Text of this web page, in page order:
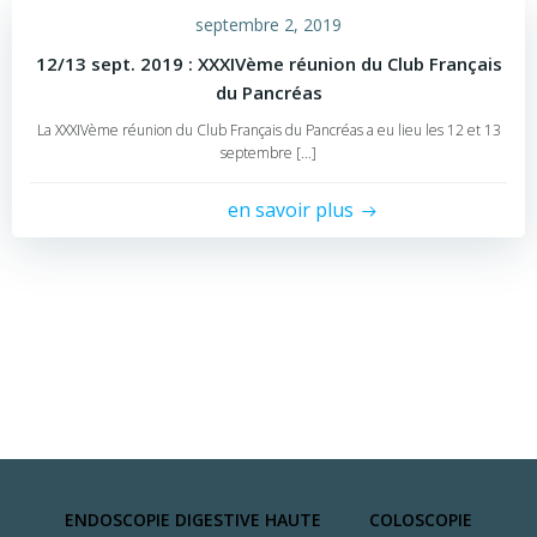
septembre 2, 2019
12/13 sept. 2019 : XXXIVème réunion du Club Français
du Pancréas
La XXXIVème réunion du Club Français du Pancréas a eu lieu les 12 et 13
septembre […]
en savoir plus
ENDOSCOPIE DIGESTIVE HAUTE COLOSCOPIE